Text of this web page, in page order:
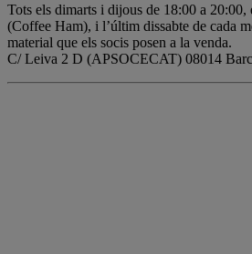
Tots els dimarts i dijous de 18:00 a 20:00,
(Coffee Ham), i l’últim dissabte de cada
material que els socis posen a la venda.
C/ Leiva 2 D (APSOCECAT) 08014